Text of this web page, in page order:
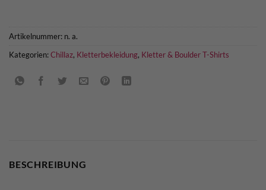
Artikelnummer: n. a.
Kategorien:Chillaz, Kletterbekleidung, Kletter & Boulder T-Shirts
BESCHREIBUNG